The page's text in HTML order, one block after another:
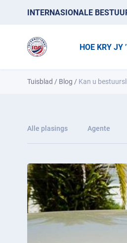
INTERNASIONALE
HOE KRY JY
Tuisblad / Blog / Kan u
Alle plasings Agente